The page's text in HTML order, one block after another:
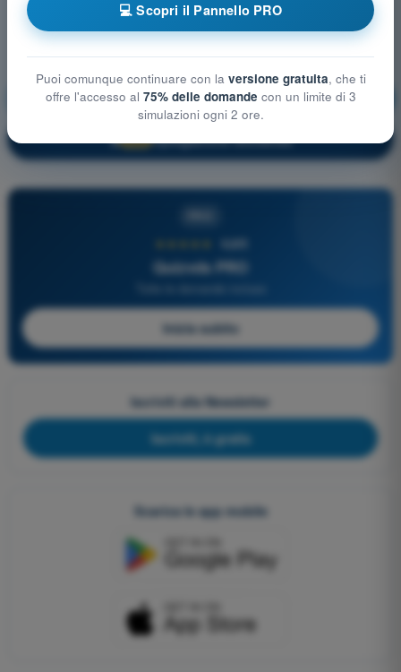
Prestazioni e limitazioni umane Allenamento!
🔒 Spiegazione domanda
4,6/5
Quizvds PRO
Inizia subito
Iscriviti alla Newsletter
Iscriviti, è gratis
Scarica le app mobile
💻 Scopri il Pannello PRO
Puoi comunque continuare con la versione gratuita, che ti
offre l'accesso al 75% delle domande con un limite di 3
simulazioni ogni 2 ore.